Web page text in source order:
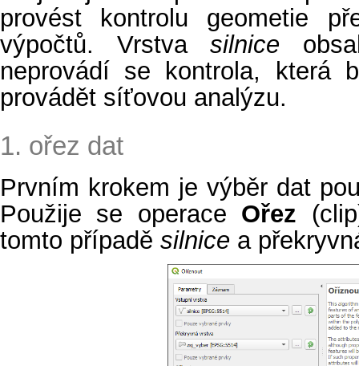
provést kontrolu geometie
výpočtů. Vrstva silnice
neprovádí se kontrola, která
provádět síťovou analýzu.
1. ořez dat
Prvním krokem je výběr dat
Použije se operace Ořez
tomto případě silnice a